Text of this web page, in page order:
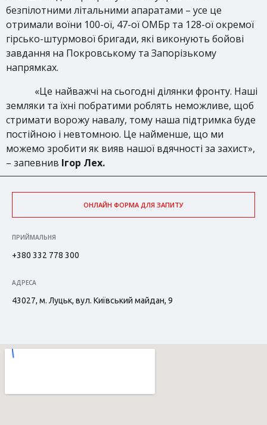
безпілотними літальними апаратами – усе це
отримали воїни 100-ої, 47-ої ОМБр та 128-ої окремої
гірсько-штурмової бригади, які виконують бойові
завдання на Покровському та Запорізькому
напрямках.
«Це найважчі на сьогодні ділянки фронту. Наші
земляки та їхні побратими роблять неможливе, щоб
стримати ворожу навалу, тому наша підтримка буде
постійною і невтомною. Це найменше, що ми
можемо зробити як вияв нашої вдячності за захист»,
– запевнив Ігор Лех.
ОНЛАЙН ФОРМА ДЛЯ ЗАПИТУ
ПРИЙМАЛЬНЯ
+380 332 778 300
АДРЕСА
43027, м. Луцьк, вул. Київський майдан, 9